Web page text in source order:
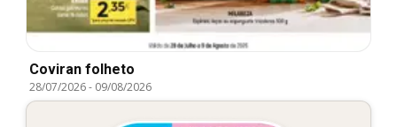
Coviran folheto
28/07/2026- 09/08/2026